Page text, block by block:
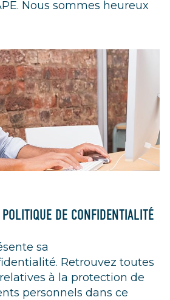
Nous sommes heureux
DE CONFIDENTIALITÉ
sa
Retrouvez toutes
à la protection de
personnels dans ce